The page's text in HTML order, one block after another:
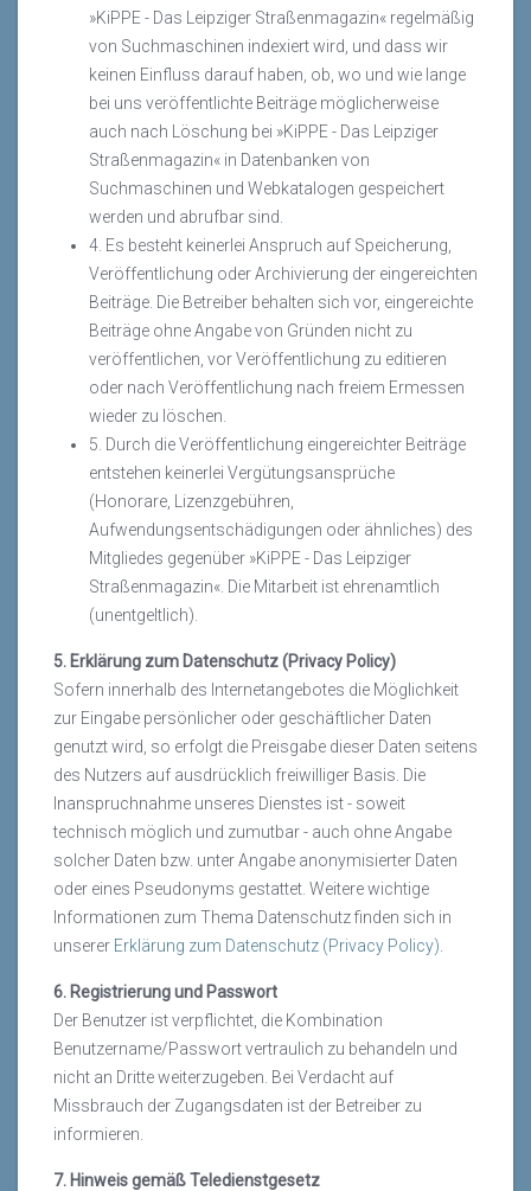
»KiPPE - Das Leipziger Straßenmagazin« regelmäßig
von Suchmaschinen indexiert wird, und dass wir
keinen Einfluss darauf haben, ob, wo und wie lange
bei uns veröffentlichte Beiträge möglicherweise
auch nach Löschung bei »KiPPE - Das Leipziger
Straßenmagazin« in Datenbanken von
Suchmaschinen und Webkatalogen gespeichert
werden und abrufbar sind.
4. Es besteht keinerlei Anspruch auf Speicherung,
Veröffentlichung oder Archivierung der eingereichten
Beiträge. Die Betreiber behalten sich vor, eingereichte
Beiträge ohne Angabe von Gründen nicht zu
veröffentlichen, vor Veröffentlichung zu editieren
oder nach Veröffentlichung nach freiem Ermessen
wieder zu löschen.
5. Durch die Veröffentlichung eingereichter Beiträge
entstehen keinerlei Vergütungsansprüche
(Honorare, Lizenzgebühren,
Aufwendungsentschädigungen oder ähnliches) des
Mitgliedes gegenüber »KiPPE - Das Leipziger
Straßenmagazin«. Die Mitarbeit ist ehrenamtlich
(unentgeltlich).
5. Erklärung zum Datenschutz (Privacy Policy)
Sofern innerhalb des Internetangebotes die Möglichkeit
zur Eingabe persönlicher oder geschäftlicher Daten
genutzt wird, so erfolgt die Preisgabe dieser Daten seitens
des Nutzers auf ausdrücklich freiwilliger Basis. Die
Inanspruchnahme unseres Dienstes ist - soweit
technisch möglich und zumutbar - auch ohne Angabe
solcher Daten bzw. unter Angabe anonymisierter Daten
oder eines Pseudonyms gestattet. Weitere wichtige
Informationen zum Thema Datenschutz finden sich in
unserer Erklärung zum Datenschutz (Privacy Policy)
6. Registrierung und Passwort
Der Benutzer ist verpflichtet, die Kombination
Benutzername/Passwort vertraulich zu behandeln und
nicht an Dritte weiterzugeben. Bei Verdacht auf
Missbrauch der Zugangsdaten ist der Betreiber zu
informieren.
7. Hinweis gemäß Teledienstgesetz